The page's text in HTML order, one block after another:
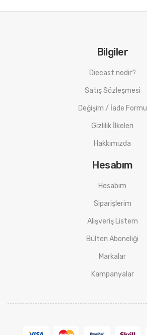
Bilgiler
Diecast nedir?
Satış Sözleşmesi
Değişim / İade Formu
Gizlilik İlkeleri
Hakkımızda
Hesabım
Hesabım
Siparişlerim
Alışveriş Listem
Bülten Aboneliği
Markalar
Kampanyalar